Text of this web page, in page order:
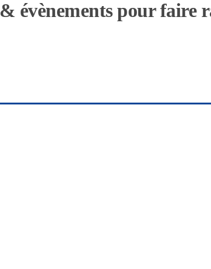
évènements pour faire